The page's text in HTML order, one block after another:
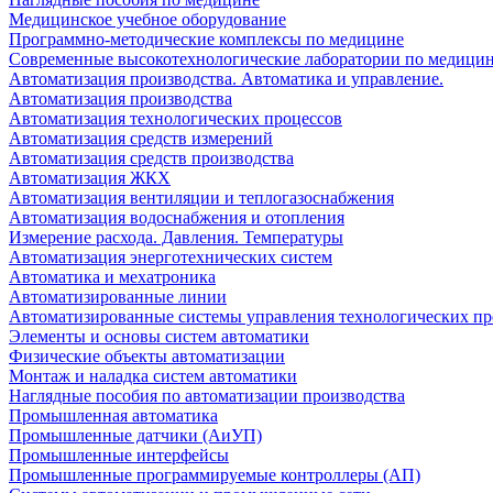
Медицинское учебное оборудование
Программно-методические комплексы по медицине
Современные высокотехнологические лаборатории по
Автоматизация производства. Автоматика и управление.
Автоматизация производства
Автоматизация технологических процессов
Автоматизация средств измерений
Автоматизация средств производства
Автоматизация ЖКХ
Автоматизация вентиляции и теплогазоснабжения
Автоматизация водоснабжения и отопления
Измерение расхода. Давления. Температуры
Автоматизация энерготехнических систем
Автоматика и мехатроника
Автоматизированные линии
Автоматизированные системы управления технологических
Элементы и основы систем автоматики
Физические объекты автоматизации
Монтаж и наладка систем автоматики
Наглядные пособия по автоматизации производства
Промышленная автоматика
Промышленные датчики (АиУП)
Промышленные интерфейсы
Промышленные программируемые контроллеры (АП)